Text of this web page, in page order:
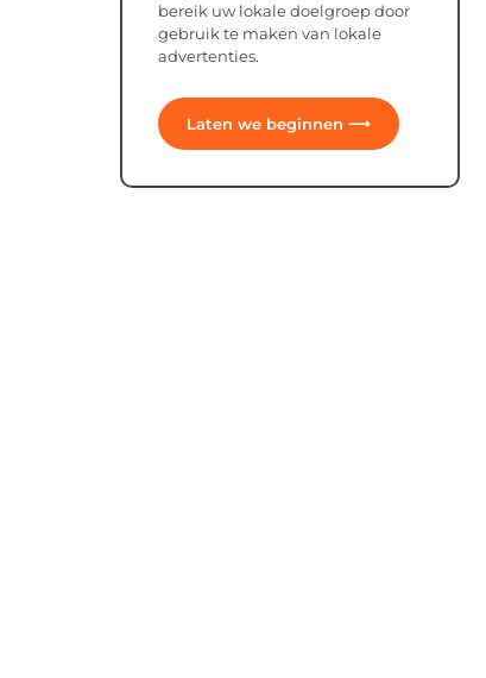
bereik uw lokale doelgroep door
gebruik te maken van lokale
advertenties.
Laten we beginnen ⟶